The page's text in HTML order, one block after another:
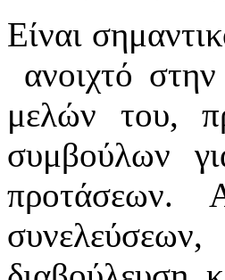
Είναι
ανοιχτό
μελών του,
συμβούλων
προτάσεων.